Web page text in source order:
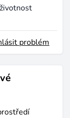
problém